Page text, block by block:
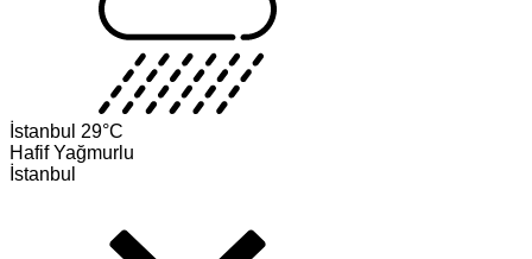
İstanbul 29°C
Hafif Yağmurlu
İstanbul